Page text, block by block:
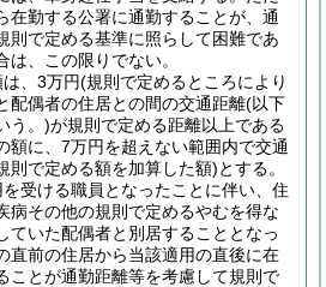
在勤する公署に通勤することが、通
則で定める基準に照らして困難であ
、この限りでない。
、3万円(規則で定めるところにより
配偶者の住居との間の交通距離(以下
う。)が規則で定める距離以上である
額に、7万円を超えない範囲内で交通
則で定める額を加算した額)とする。
受ける職員となったことに伴い、住
病その他の規則で定めるやむを得な
ていた配偶者と別居することとなっ
直前の住居から当該適用の直後に在
ことが通勤距離等を考慮して規則で